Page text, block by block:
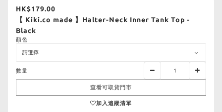
HK$179.00
【 Kiki.co made 】Halter-Neck Inner Tank Top -
Black
顏色
數量
查看可取貨門市
加入追蹤清單